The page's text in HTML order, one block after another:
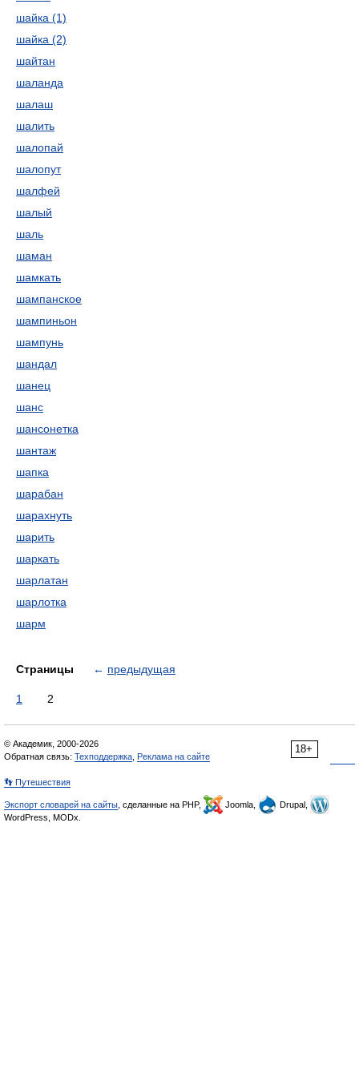
шайка (1)
шайка (2)
шайтан
шаланда
шалаш
шалить
шалопай
шалопут
шалфей
шалый
шаль
шаман
шамкать
шампанское
шампиньон
шампунь
шандал
шанец
шанс
шансонетка
шантаж
шапка
шарабан
шарахнуть
шарить
шаркать
шарлатан
шарлотка
шарм
Страницы ← предыдущая
1 2
18+
© Академик, 2000-2026
Обратная связь: Техподдержка Реклама на сайте
👣 Путешествия
Экспорт словарей на сайты , сделанные на PHP, Joomla,
Drupal,
WordPress, MODx.